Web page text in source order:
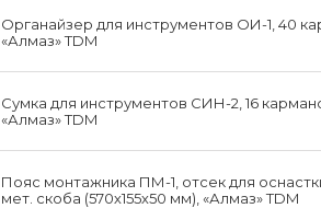
Органайзер для инструментов ОИ-1, 40
«Алмаз» TDM
Сумка для инструментов СИН-2, 16
«Алмаз» TDM
Пояс монтажника ПМ-1, отсек для
мет. скоба (570х155х50 мм), «Алмаз» TDM